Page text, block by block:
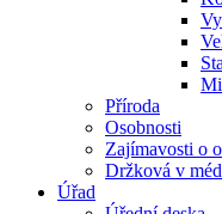
Příroda
Osobnosti
Zajímavosti o
Držková v
Úřad